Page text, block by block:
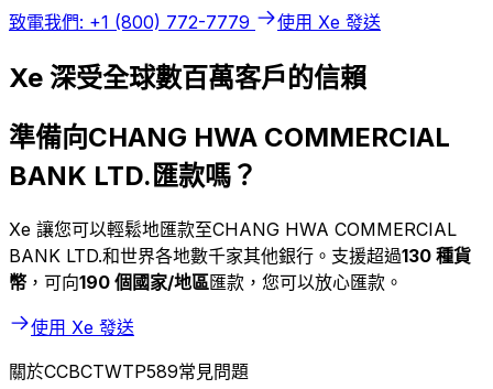
致電我們: +1 (800) 772-7779 使用 Xe 發送
Xe 深受全球數百萬客戶的信賴
準備向CHANG HWA COMMERCIAL
BANK LTD.匯款嗎？
Xe 讓您可以輕鬆地匯款至CHANG HWA COMMERCIAL
BANK LTD.和世界各地數千家其他銀行。支援超過130 種貨
幣 ，可向190 個國家/地區匯款，您可以放心匯款。
使用 Xe 發送
關於CCBCTWTP589常見問題